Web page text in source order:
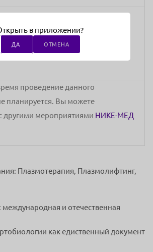
проведение данного
планируется. Вы можете
другими мероприятиями НИКЕ-МЕД
Плазмотерапия, Плазмолифтинг,
международная и отечественная
как едиственный документ
в приложении?
ДА ОТМЕНА